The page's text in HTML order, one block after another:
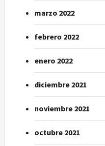
marzo 2022
febrero 2022
enero 2022
diciembre 2021
noviembre 2021
octubre 2021